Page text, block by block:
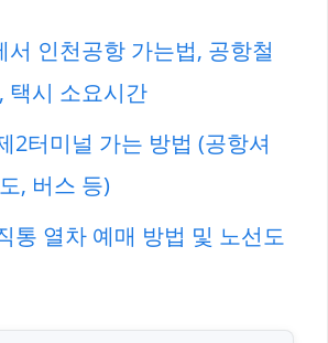
서 인천공항 가는법, 공항철
택시 소요시간
2터미널 가는 방법 (공항셔
, 버스 등)
통 열차 예매 방법 및 노선도